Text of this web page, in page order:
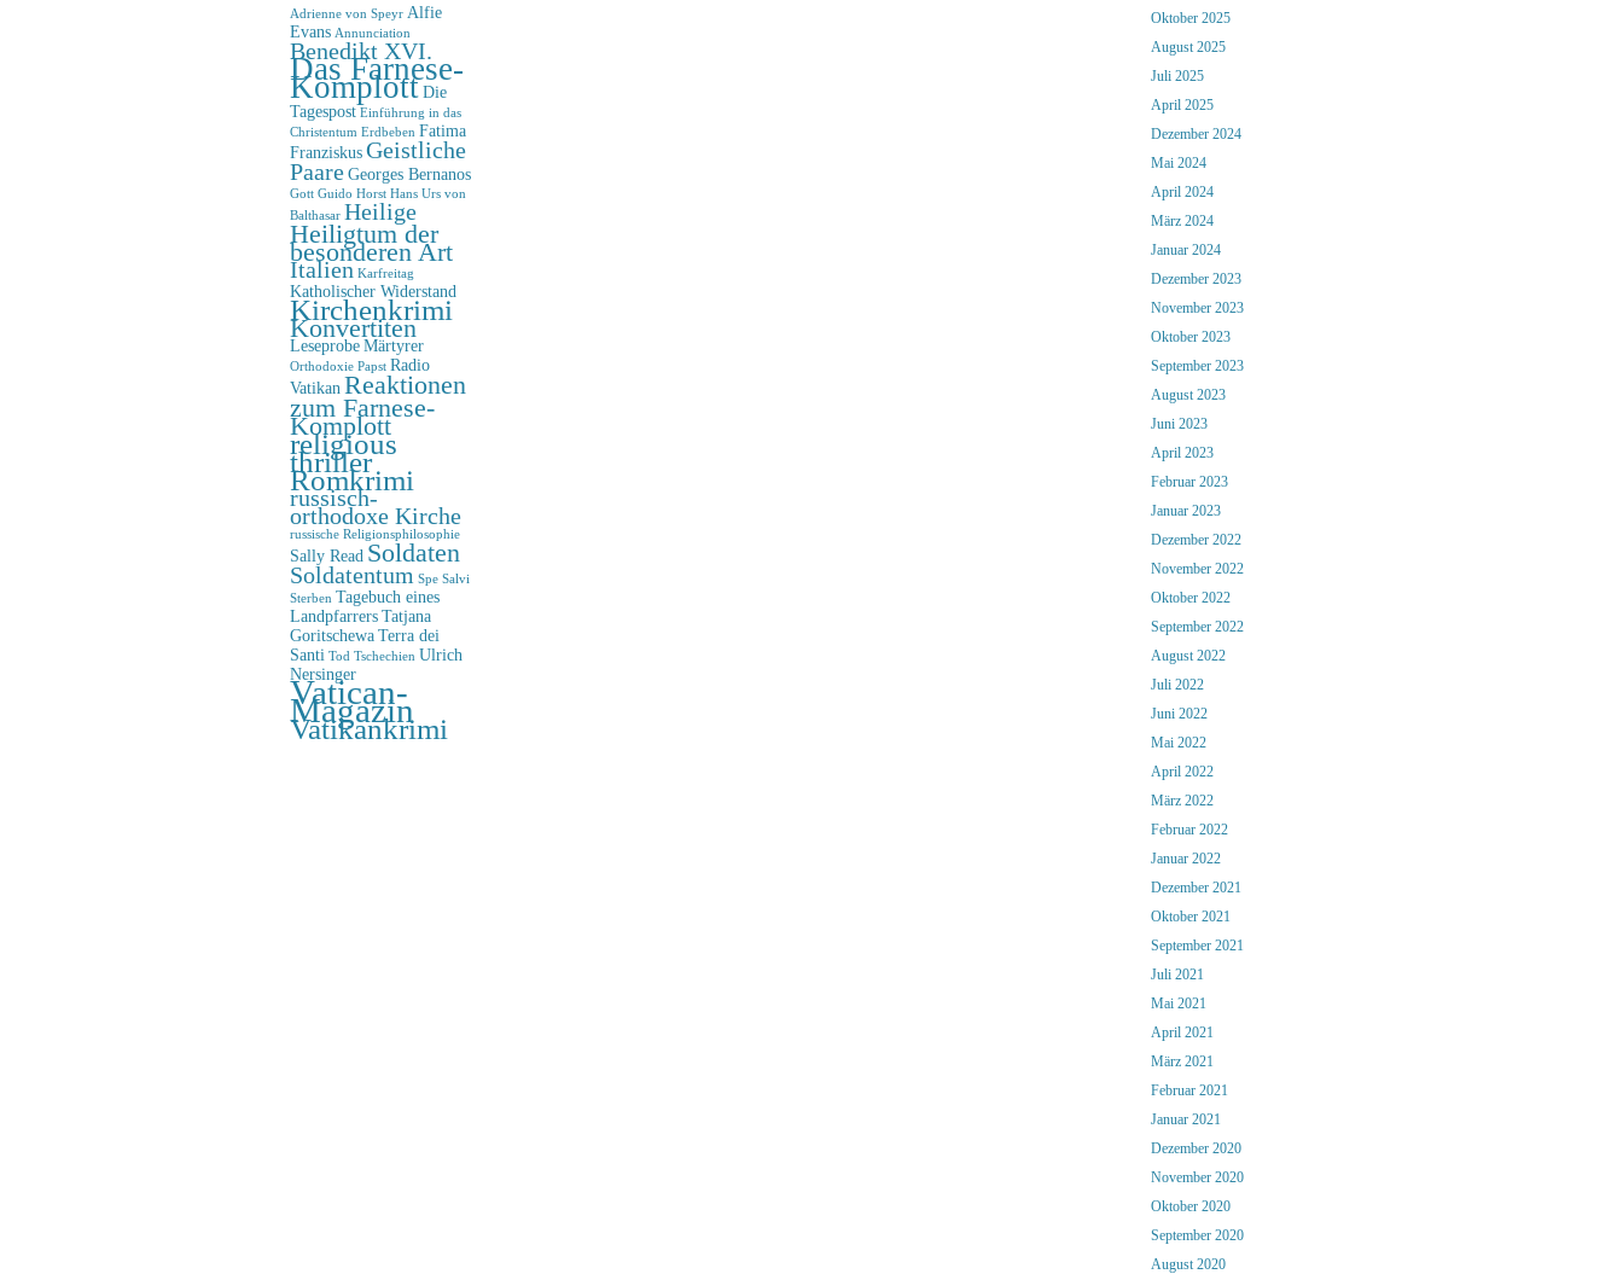
Adrienne von Speyr Alfie
Evans Annunciation
Benedikt XVI.
Das Farnese-
Komplott Die
Tagespost Einführung in das
Christentum Erdbeben Fatima
Franziskus Geistliche
Paare Georges Bernanos
Gott Guido Horst Hans Urs von
Balthasar Heilige
Heiligtum der
besonderen Art
Italien Karfreitag
Katholischer Widerstand
Kirchenkrimi
Konvertiten
Leseprobe Märtyrer
Orthodoxie Papst Radio
Vatikan Reaktionen
zum Farnese-
Komplott
religious
thriller
Romkrimi
russisch-
orthodoxe Kirche
russische Religionsphilosophie
Sally Read Soldaten
Soldatentum Spe Salvi
Sterben Tagebuch eines
Landpfarrers Tatjana
Goritschewa Terra dei
Santi Tod Tschechien Ulrich
Nersinger
Vatican-
Magazin
Vatikankrimi
Oktober 2025
August 2025
Juli 2025
April 2025
Dezember 2024
Mai 2024
April 2024
März 2024
Januar 2024
Dezember 2023
November 2023
Oktober 2023
September 2023
August 2023
Juni 2023
April 2023
Februar 2023
Januar 2023
Dezember 2022
November 2022
Oktober 2022
September 2022
August 2022
Juli 2022
Juni 2022
Mai 2022
April 2022
März 2022
Februar 2022
Januar 2022
Dezember 2021
Oktober 2021
September 2021
Juli 2021
Mai 2021
April 2021
März 2021
Februar 2021
Januar 2021
Dezember 2020
November 2020
Oktober 2020
September 2020
August 2020